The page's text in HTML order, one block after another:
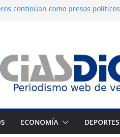
continúan como presos políticos
justicia por muerte del preso
culmina muestra histórica y
ECONOMÍA DEPORTES